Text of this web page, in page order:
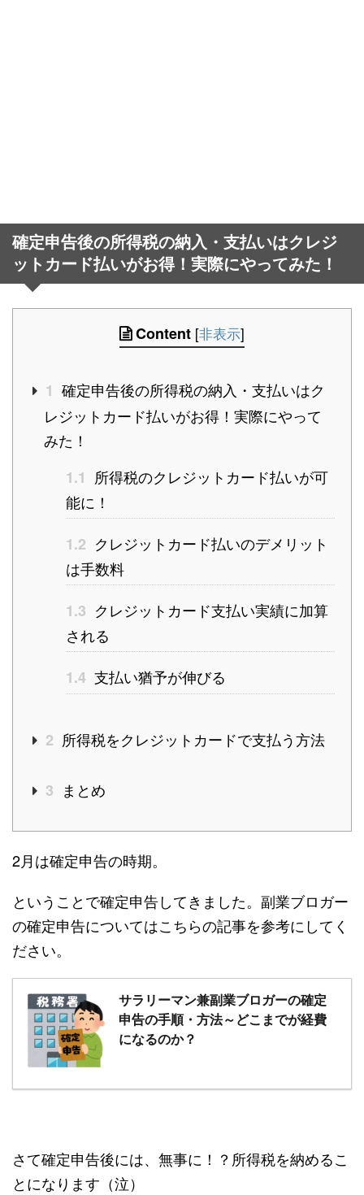
確定申告後の所得税の納入・支払いはクレジ
ットカード払いがお得！実際にやってみた！
Content [非表示]
1 確定申告後の所得税の納入・支払いはク
レジットカード払いがお得！実際にやって
みた！
1.1 所得税のクレジットカード払いが可
能に！
1.2 クレジットカード払いのデメリット
は手数料
1.3 クレジットカード支払い実績に加算
される
1.4 支払い猶予が伸びる
2 所得税をクレジットカードで支払う方法
3 まとめ
2月は確定申告の時期。
ということで確定申告してきました。副業ブロガー
の確定申告についてはこちらの記事を参考にしてく
ださい。
サラリーマン兼副業ブロガーの確定
申告の手順・方法～どこまでが経費
になるのか？
さて確定申告後には、無事に！？所得税を納めるこ
とになります（泣）